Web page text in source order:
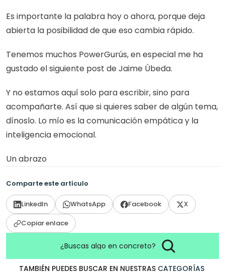
Es importante la palabra hoy o ahora, porque deja
abierta la posibilidad de que eso cambia rápido.
Tenemos muchos PowerGurús, en especial me ha
gustado el siguiente post de Jaime Úbeda.
Y no estamos aquí solo para escribir, sino para
acompañarte. Así que si quieres saber de algún tema,
dínoslo. Lo mío es la comunicación empática y la
inteligencia emocional.
Un abrazo
Comparte este artículo
LinkedIn WhatsApp Facebook
X
Copiar enlace
¿Buscas algo en concreto?
TAMBIÉN PUEDES BUSCAR EN NUESTRAS CATEGORÍAS